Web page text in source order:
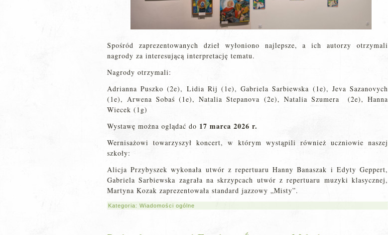
Spośród zaprezentowanych dzieł wyłoniono najlepsze, a ich autorzy otrzymali
nagrody za interesującą interpretację tematu.
Nagrody otrzymali:
Adrianna Puszko (2e), Lidia Rij (1e), Gabriela Sarbiewska (1e), Jeva Sazanovych
(1e), Arwena Sobaś (1e), Natalia Stepanova (2e), Natalia Szumera (2e), Hanna
Wiecek (1g)
Wystawę można oglądać do 17 marca 2026 r.
Wernisażowi towarzyszył koncert, w którym wystąpili również uczniowie naszej
szkoły:
Alicja Przybyszek wykonała utwór z repertuaru Hanny Banaszak i Edyty Geppert,
Gabriela Sarbiewska zagrała na skrzypcach utwór z repertuaru muzyki klasycznej,
Martyna Kozak zaprezentowała standard jazzowy „Misty”.
Kategoria: Wiadomości ogólne